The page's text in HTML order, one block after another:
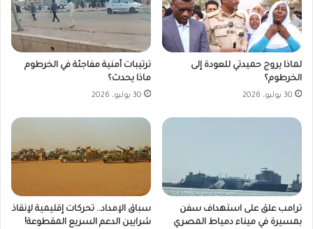
لماذا يروج حميدتي للعودة إلى
الخرطوم؟
30 يوليو، 2026
ترتيبات أمنية مفاجئة في الخرطوم
ماذا يحدث؟
30 يوليو، 2026
ترامب علق على استهداف سفن
بمسيرة في ميناء دمياط المصري
سباق الإمداد.. تحركات إقليمية لإنقاذ
شرايين الدعم السريع المقطوعة!